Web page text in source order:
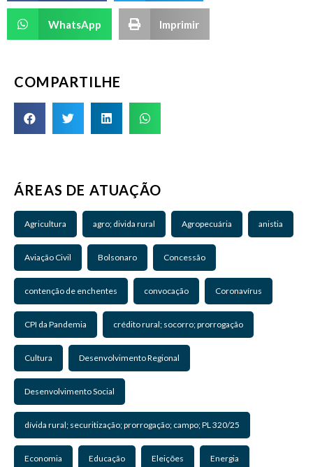
WhatsApp Imprimir
COMPARTILHE
ÁREAS DE ATUAÇÃO
Agricultura agro; divida rural Agropecuária anistia
Aviação Civil Bolsonaro Concessão
contenção de enchentes convocação Coronavírus
CPI da Pandemia crédito rural; socorro; prorrogação
Cultura Desenvolvimento Regional
Desenvolvimento Social
dívida rural; securitização; prorrogação; campo; PL 320/25
Economia Educação Eleições Energia